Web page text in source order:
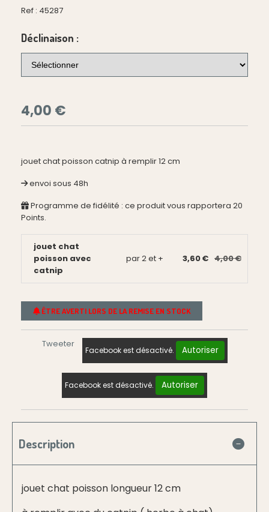
Ref : 45287
Déclinaison :
4,00 €
jouet chat poisson catnip à remplir 12 cm
envoi sous 48h
Programme de fidélité : ce produit vous rapportera 20
Points.
jouet chat
poisson avec
catnip
par 2 et + 3,60 € 4,00 €
ÊTRE AVERTI LORS DE LA REMISE EN STOCK
Tweeter
Facebook est désactivé. Autoriser
Facebook est désactivé. Autoriser
Description
jouet chat poisson longueur 12 cm